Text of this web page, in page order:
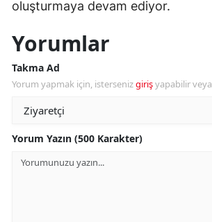
oluşturmaya devam ediyor.
Yorumlar
Takma Ad
Yorum yapmak için, istersenizgirişyapabilir veya
Yorum Yazın (500 Karakter)